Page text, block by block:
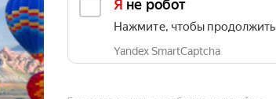
Я не робот
Нажмите, чтобы продолжить
Yandex SmartCaptcha